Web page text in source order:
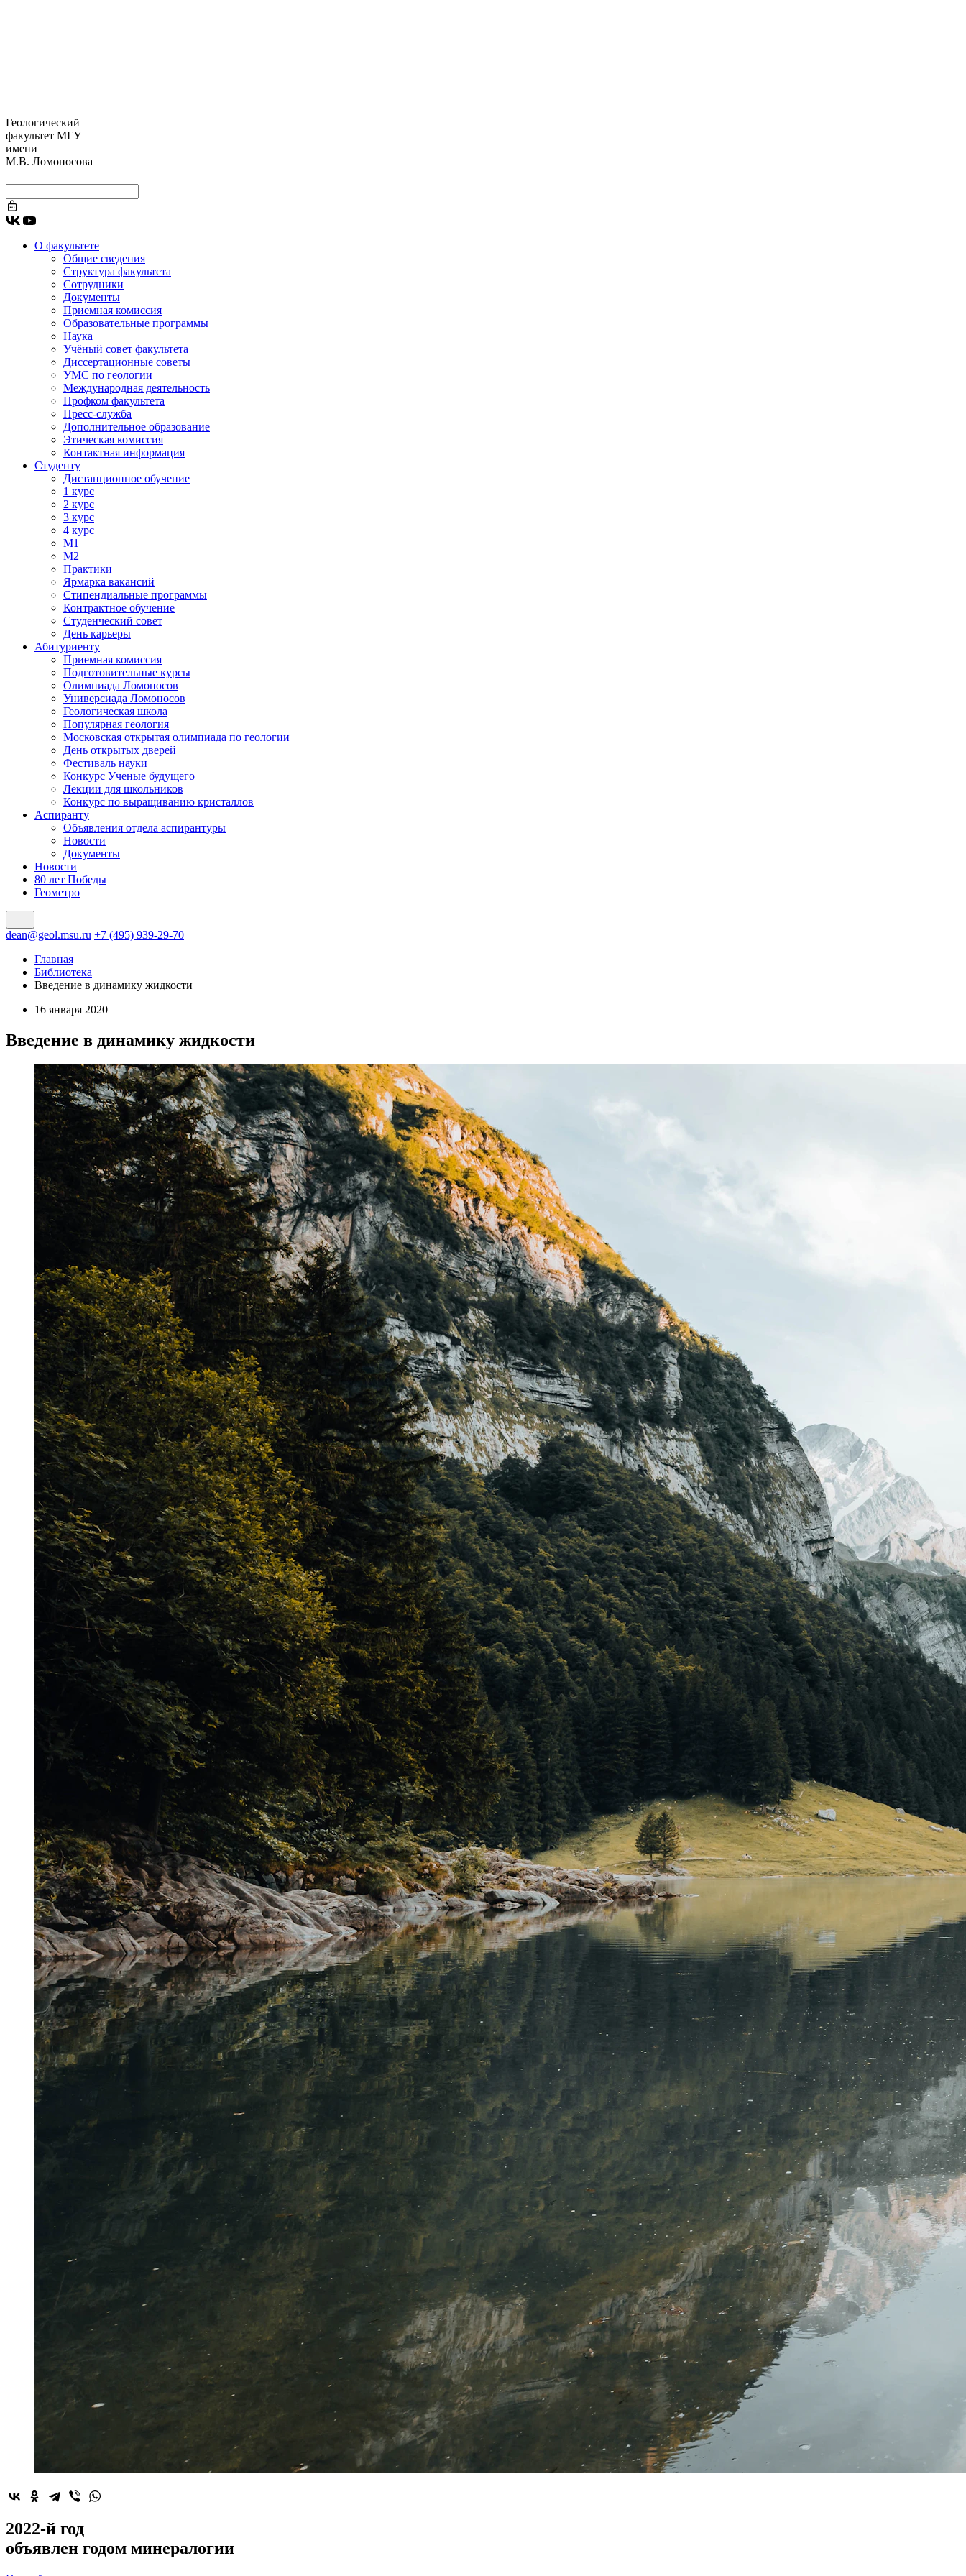
Геологический
факультет МГУ
имени
М.В. Ломоносова
О факультете
Общие сведения
Структура факультета
Сотрудники
Документы
Приемная комиссия
Образовательные программы
Наука
Учёный совет факультета
Диссертационные советы
УМС по геологии
Международная деятельность
Профком факультета
Пресс-служба
Дополнительное образование
Этическая комиссия
Контактная информация
Студенту
Дистанционное обучение
1 курс
2 курс
3 курс
4 курс
М1
М2
Практики
Ярмарка вакансий
Стипендиальные программы
Контрактное обучение
Студенческий совет
День карьеры
Абитуриенту
Приемная комиссия
Подготовительные курсы
Олимпиада Ломоносов
Универсиада Ломоносов
Геологическая школа
Популярная геология
Московская открытая олимпиада по геологии
День открытых дверей
Фестиваль науки
Конкурс Ученые будущего
Лекции для школьников
Конкурс по выращиванию кристаллов
Аспиранту
Объявления отдела аспирантуры
Новости
Документы
Новости
80 лет Победы
Геометро
dean@geol.msu.ru +7 (495) 939-29-70
Главная
Библиотека
Введение в динамику жидкости
16 января 2020
Введение в динамику жидкости
2022-й год
объявлен годом минералогии